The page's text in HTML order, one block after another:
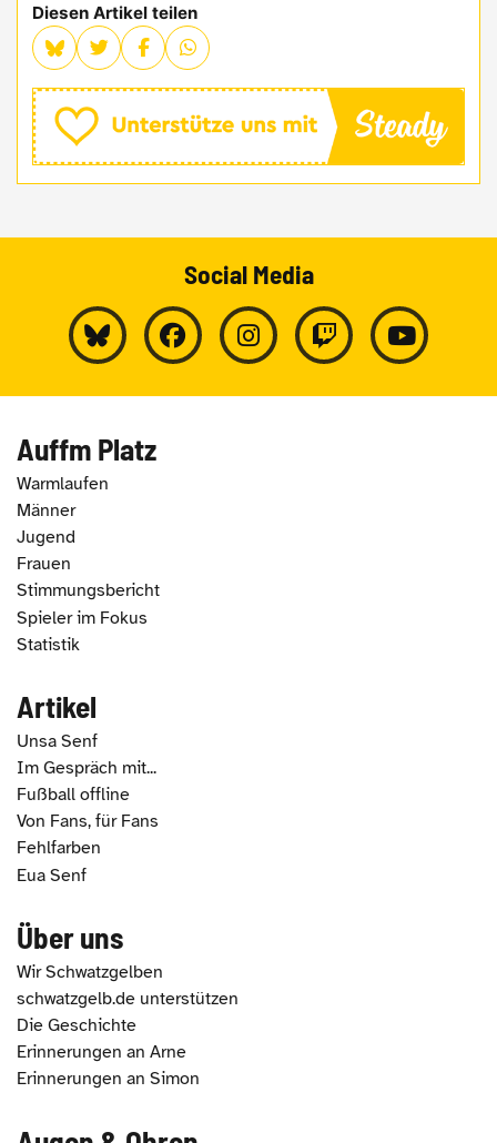
Diesen Artikel teilen
Social Media
Auffm Platz
Warmlaufen
Männer
Jugend
Frauen
Stimmungsbericht
Spieler im Fokus
Statistik
Artikel
Unsa Senf
Im Gespräch mit...
Fußball offline
Von Fans, für Fans
Fehlfarben
Eua Senf
Über uns
Wir Schwatzgelben
schwatzgelb.de unterstützen
Die Geschichte
Erinnerungen an Arne
Erinnerungen an Simon